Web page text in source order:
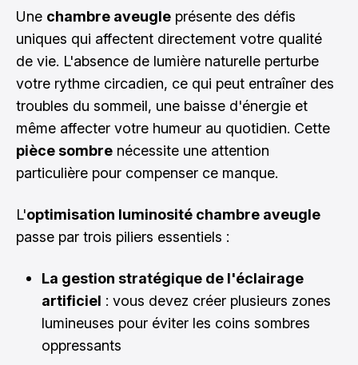
Une chambre aveugle présente des défis
uniques qui affectent directement votre qualité
de vie. L'absence de lumière naturelle perturbe
votre rythme circadien, ce qui peut entraîner des
troubles du sommeil, une baisse d'énergie et
même affecter votre humeur au quotidien. Cette
pièce sombre nécessite une attention
particulière pour compenser ce manque.
L'optimisation luminosité chambre aveugle
passe par trois piliers essentiels :
La gestion stratégique de l'éclairage
artificiel : vous devez créer plusieurs zones
lumineuses pour éviter les coins sombres
oppressants